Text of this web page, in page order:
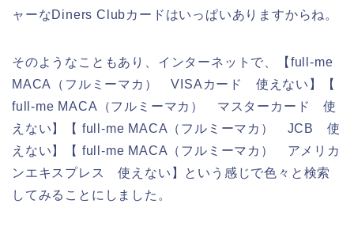
ャーなDiners Clubカードはいっぱいありますからね。
そのようなこともあり、インターネットで、【full-me
MACA（フルミーマカ） VISAカード 使えない】【
full-me MACA（フルミーマカ） マスターカード 使
えない】【 full-me MACA（フルミーマカ） JCB 使
えない】【 full-me MACA（フルミーマカ） アメリカ
ンエキスプレス 使えない】という感じで色々と検索
してみることにしました。